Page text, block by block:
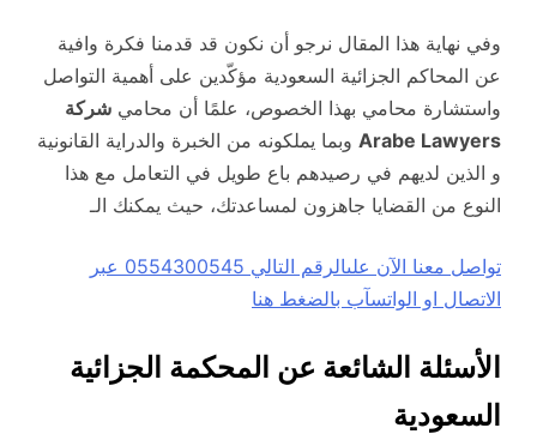
وفي نهاية هذا المقال نرجو أن نكون قد قدمنا فكرة وافية
عن المحاكم الجزائية السعودية مؤكّدين على أهمية التواصل
واستشارة محامي بهذا الخصوص، علمًا أن محامي شركة
Arabe Lawyers وبما يملكونه من الخبرة والدراية القانونية
و الذين لديهم في رصيدهم باع طويل في التعامل مع هذا
النوع من القضايا جاهزون لمساعدتك، حيث يمكنك الـ
تواصل معنا الآن علىالرقم التالي 0554300545 عبر
الاتصال او الواتسآب بالضغط هنا
الأسئلة الشائعة عن المحكمة الجزائية
السعودية